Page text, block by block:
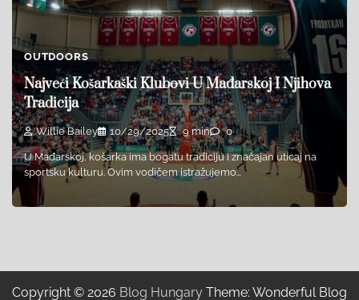
OUTDOORS
Najveći Košarkaški Klubovi U Mađarskoj I Njihova
Tradicija
Willie Bailey 10/29/2025 9 min 0
U Mađarskoj, košarka ima bogatu tradiciju i značajan uticaj na
sportsku kulturu. Ovim vodičem istražujemo…
Copyright © 2026 Blog Hungary Theme: Wonderful Blog